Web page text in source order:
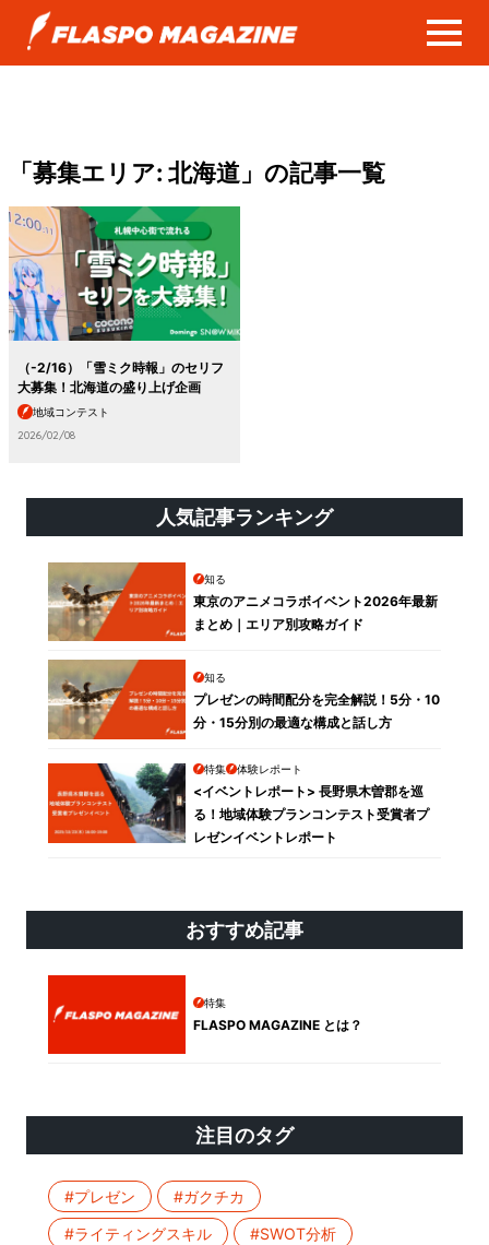
「募集エリア: 北海道 」の記事一覧
（-2/16）「雪ミク時報」のセリフ
大募集！北海道の盛り上げ企画
地域コンテスト
2026/02/08
人気記事ランキング
知る
東京のアニメコラボイベント2026年最新
まとめ｜エリア別攻略ガイド
知る
プレゼンの時間配分を完全解説！5分・10
分・15分別の最適な構成と話し方
特集 体験レポート
<イベントレポート> 長野県木曽郡を巡
る！地域体験プランコンテスト受賞者プ
レゼンイベントレポート
おすすめ記事
特集
FLASPO MAGAZINE とは？
注目のタグ
#プレゼン
#ガクチカ
#ライティングスキル
#SWOT分析